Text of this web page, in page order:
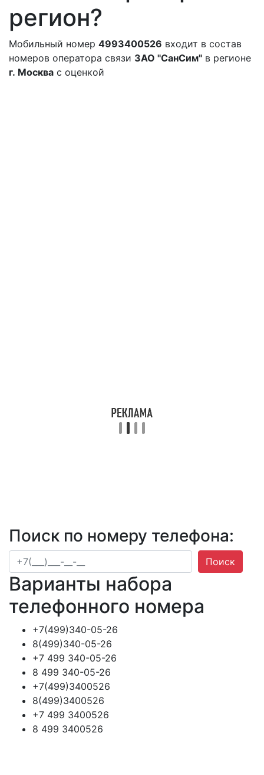
регион?
Мобильный номер 4993400526 входит в состав
номеров оператора связи ЗАО "СанСим" в регионе
г. Москва с оценкой
Поиск по номеру телефона:
Поиск
Варианты набора
телефонного номера
+7(499)340-05-26
8(499)340-05-26
+7 499 340-05-26
8 499 340-05-26
+7(499)3400526
8(499)3400526
+7 499 3400526
8 499 3400526